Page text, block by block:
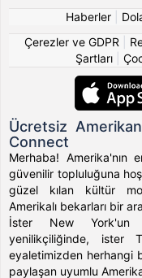
Haberler
Çerezler ve GDPR
Şartları|
Ücretsiz
Connect
Merhaba! Amerika'nın
güvenilir topluluğuna
güzel kılan kültür
Amerikalı bekarları bir
İster New York'un
yenilikçiliğinde, ister
eyaletimizden herhangi
paylaşan uyumlu